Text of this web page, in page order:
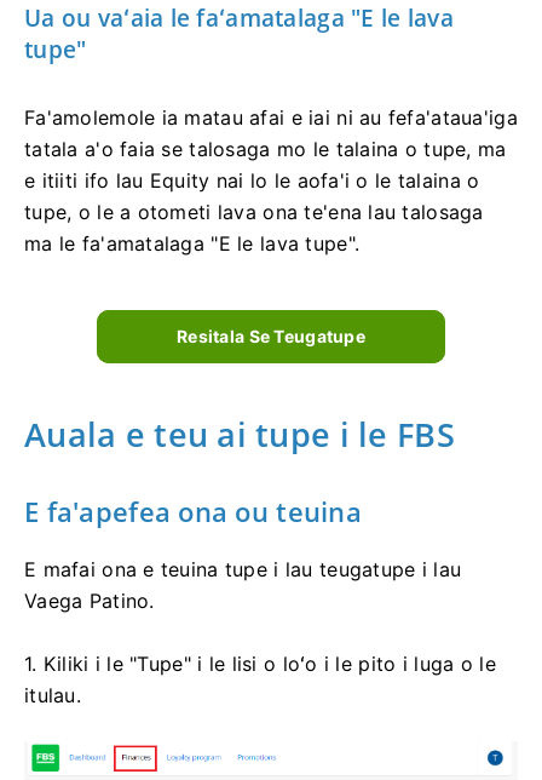
Ua ou vaʻaia le faʻamatalaga "E le lava
tupe"
Fa'amolemole ia matau afai e iai ni au fefa'ataua'iga
tatala a'o faia se talosaga mo le talaina o tupe, ma
e itiiti ifo lau Equity nai lo le aofa'i o le talaina o
tupe, o le a otometi lava ona te'ena lau talosaga
ma le fa'amatalaga "E le lava tupe".
Resitala Se Teugatupe
Auala e teu ai tupe i le FBS
E fa'apefea ona ou teuina
E mafai ona e teuina tupe i lau teugatupe i lau
Vaega Patino.
1. Kiliki i le "Tupe" i le lisi o loʻo i le pito i luga o le
itulau.